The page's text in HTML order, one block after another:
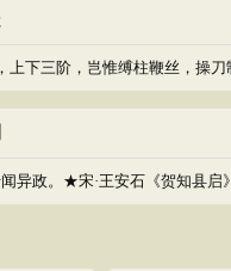
上下三阶，岂惟缚柱鞭丝，操刀
异政。★宋·王安石《贺知县启》